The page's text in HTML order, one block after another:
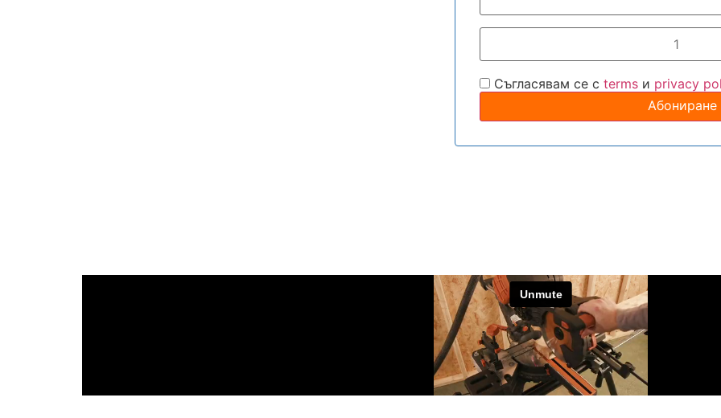
Съгласявам се сterms и privacy
Абониране